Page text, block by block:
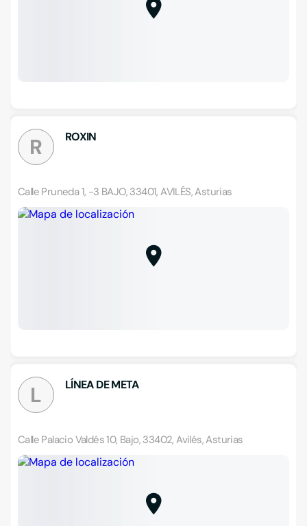
R ROXIN
Calle Pruneda 1, -3 BAJO, 33401, AVILÉS, Asturias
L LÍNEA DE META
Calle Palacio Valdés 10, Bajo, 33402, Avilés, Asturias